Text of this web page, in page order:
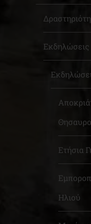
Εκδηλώσεις
Ετήσια
Ηλιού